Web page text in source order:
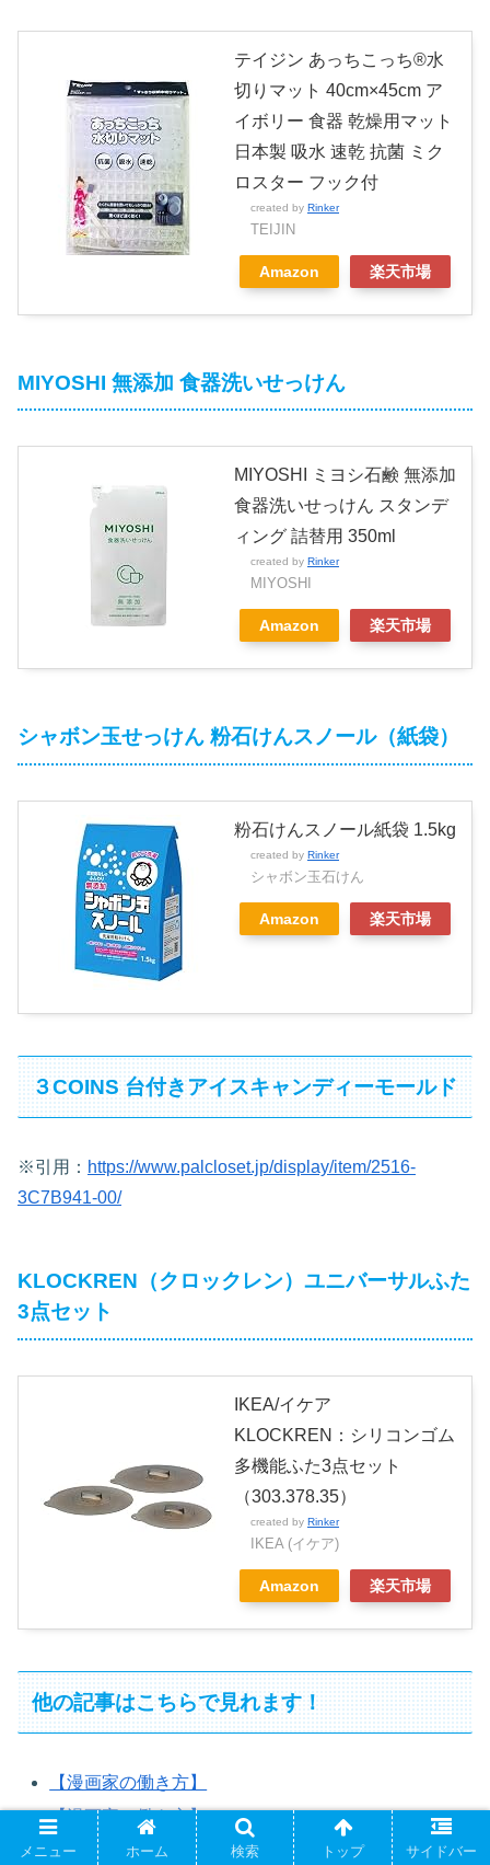
テイジン あっちこっち®水
切りマット 40cm×45cm ア
イボリー 食器 乾燥用マット
日本製 吸水 速乾 抗菌 ミク
ロスター フック付
created by Rinker
TEIJIN
Amazon 楽天市場
MIYOSHI 無添加 食器洗いせっけん
MIYOSHI ミヨシ石鹸 無添加
食器洗いせっけん スタンデ
ィング 詰替用 350ml
created by Rinker
MIYOSHI
Amazon 楽天市場
シャボン玉せっけん 粉石けんスノール（紙袋）
粉石けんスノール紙袋 1.5kg
created by Rinker
シャボン玉石けん
Amazon 楽天市場
３COINS 台付きアイスキャンディーモールド
※引用： https://www.palcloset.jp/display/item/2516-
3C7B941-00/
KLOCKREN（クロックレン）ユニバーサルふた
3点セット
IKEA/イケア
KLOCKREN：シリコンゴム
多機能ふた3点セット
（303.378.35）
created by Rinker
IKEA (イケア)
Amazon 楽天市場
他の記事はこちらで見れます！
【漫画家の働き方】
【漫画家の働き方】
３Dプリンター・フィギュア・立体
メニュー ホーム 検索 トップ サイドバー